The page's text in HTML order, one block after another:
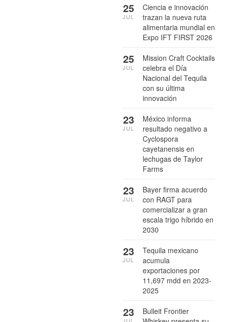
Ciencia e innovación
trazan la nueva ruta
alimentaria mundial en
Expo IFT FIRST 2026
25
JUL
Mission Craft Cocktails
celebra el Día
Nacional del Tequila
con su última
innovación
25
JUL
México informa
resultado negativo a
Cyclospora
cayetanensis en
lechugas de Taylor
Farms
23
JUL
Bayer firma acuerdo
con RAGT para
comercializar a gran
escala trigo híbrido en
2030
23
JUL
Tequila mexicano
acumula
exportaciones por
11,697 mdd en 2023-
2025
23
JUL
Bulleit Frontier
23